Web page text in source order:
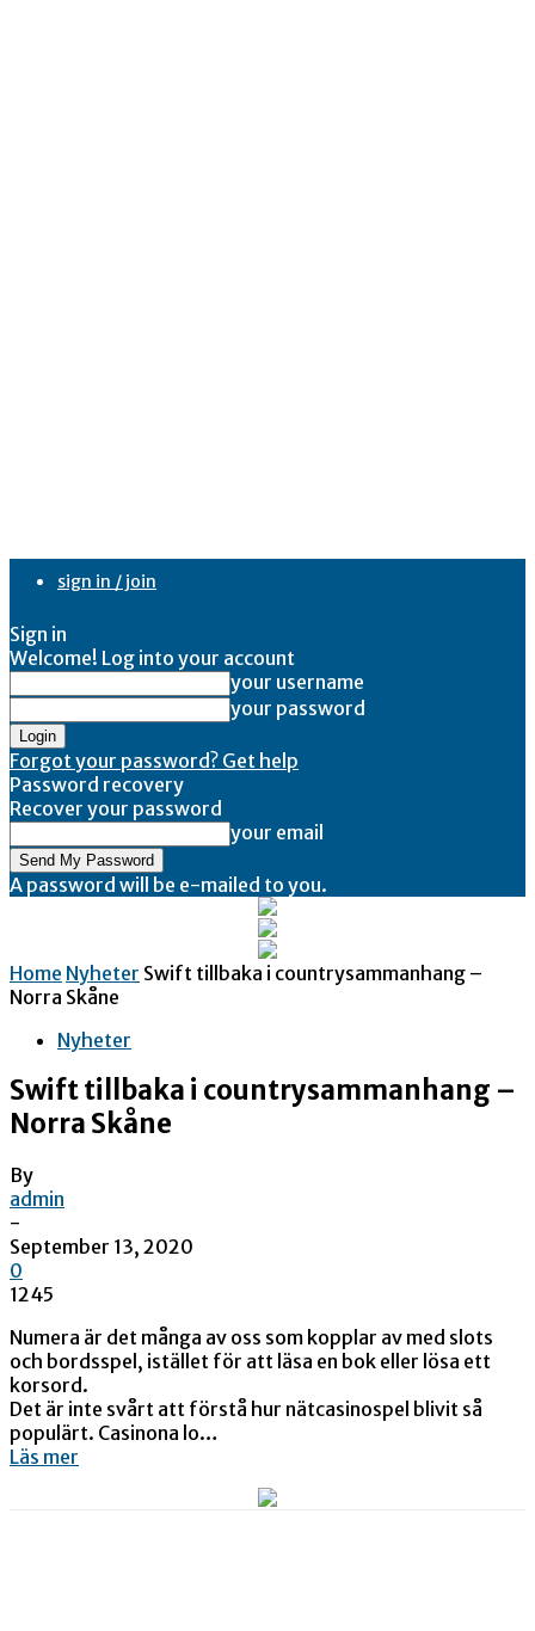
sign in / join
Sign in
Welcome! Log into your account
your username
your password
Forgot your password? Get help
Password recovery
Recover your password
your email
A password will be e-mailed to you.
Home Nyheter Swift tillbaka i countrysammanhang –
Norra Skåne
Nyheter
Swift tillbaka i countrysammanhang –
Norra Skåne
By
admin
-
September 13, 2020
0
1245
Numera är det många av oss som kopplar av med slots
och bordsspel, istället för att läsa en bok eller lösa ett
korsord.
Det är inte svårt att förstå hur nätcasinospel blivit så
populärt. Casinona lo…
Läs mer